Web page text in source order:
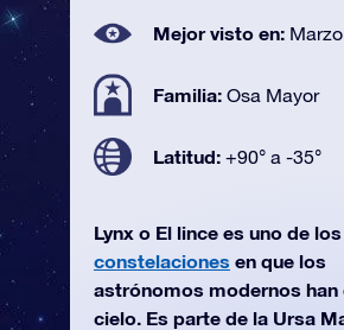
Mejor visto en: Marzo
Familia: Osa Mayor
Latitud: +90° a -35°
Lynx o El lince es uno de los
constelaciones en que los
astrónomos modernos han
cielo. Es parte de la Ursa